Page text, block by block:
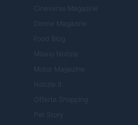
Cineverse Magazine
Donne Magazine
Food Blog
Milano Notizie
Motor Magazine
Notizie.it
Offerte Shopping
Pet Story